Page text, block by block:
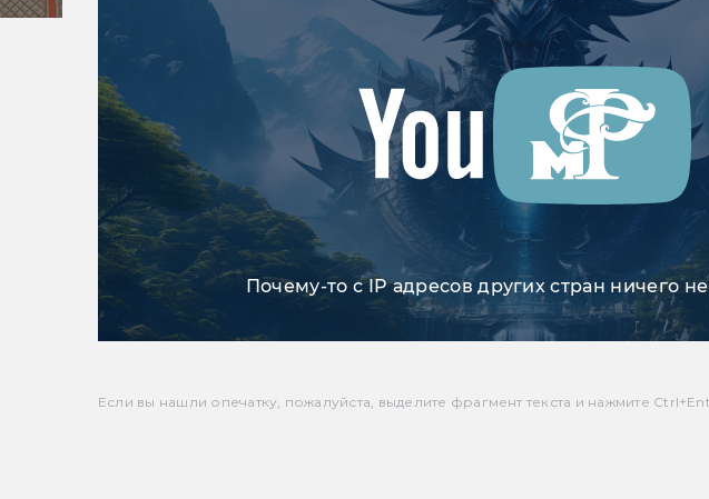
Почему-то с IP адресов других стран ничего
Если вы нашли опечатку, пожалуйста, выделите фрагмент текста и нажмите